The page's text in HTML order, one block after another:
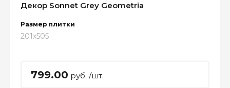
Декор Sonnet Grey Geometria
Размер плитки
201x505
799.00 руб. /шт.